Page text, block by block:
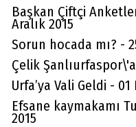
Başkan Çiftçi
Aralık 2015
Sorun hocada mı? -
Çelik
Urfa’ya Vali Geldi - 01
Efsane kaymakamı
2015